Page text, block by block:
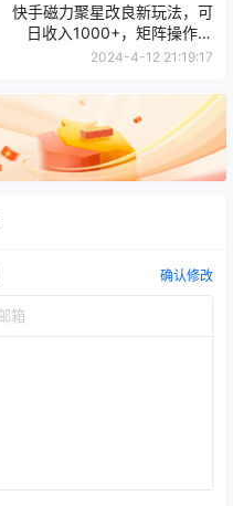
快手磁力聚星改良新玩法，可
日收入1000+，矩阵操作简
单，收益可观
2024-4-12 21:19:17
确认修改